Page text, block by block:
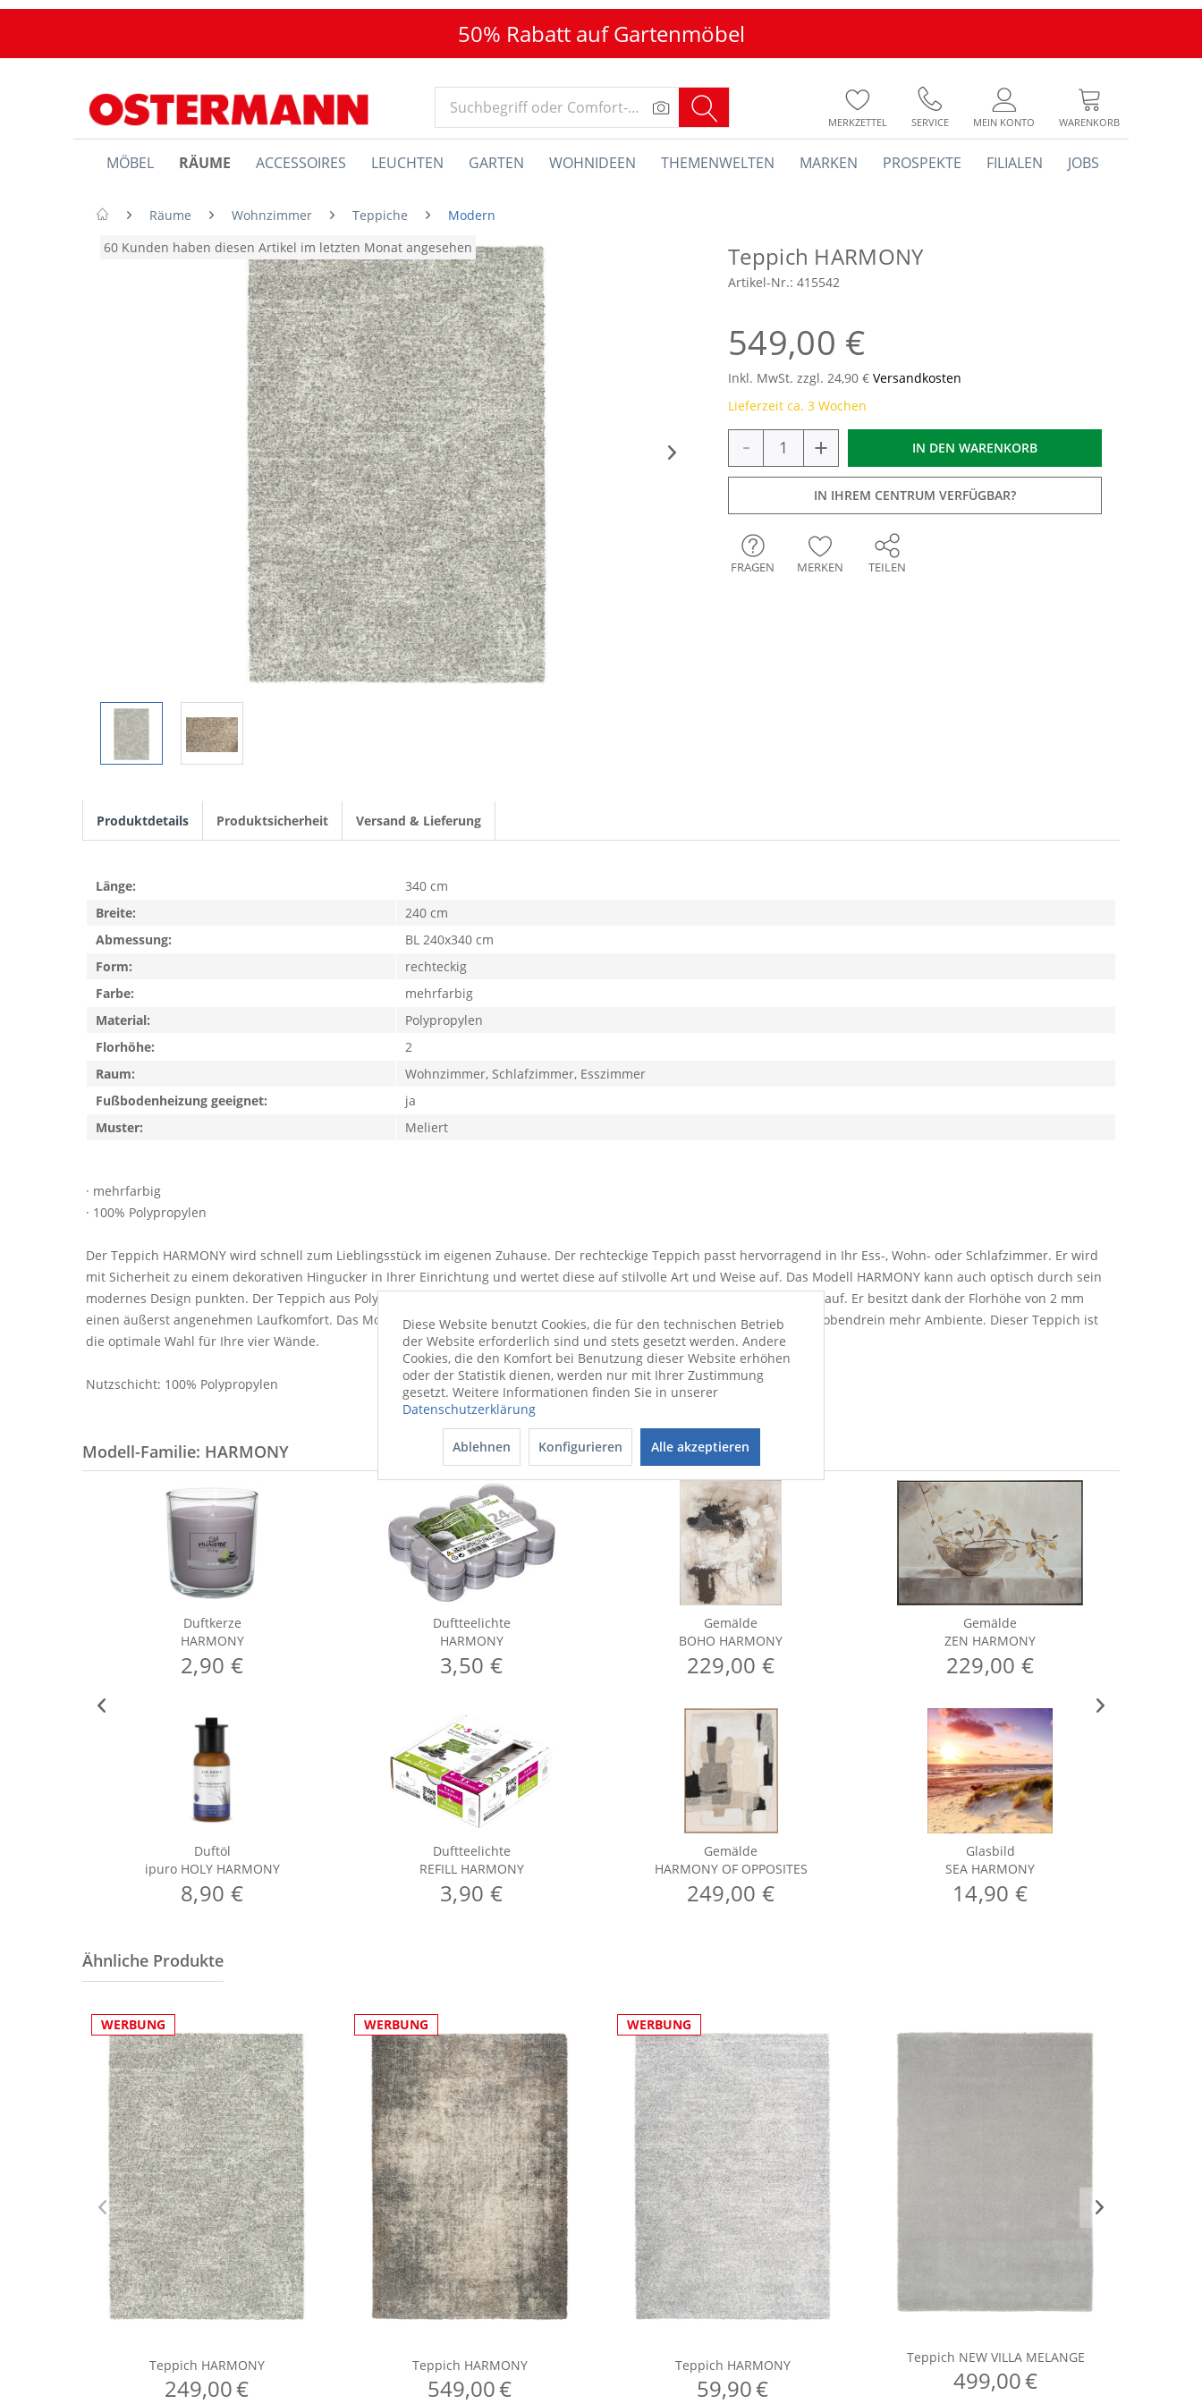
50% Rabatt auf Gartenmöbel
MERKZETTEL SERVICE MEIN KONTO WARENKORB
MÖBEL RÄUME ACCESSOIRES LEUCHTEN GARTEN WOHNIDEEN THEMENWELTEN MARKEN PROSPEKTE FILIALEN JOBS
Räume Wohnzimmer Teppiche
Modern
60 Kunden haben diesen Artikel im letzten Monat angesehen
Teppich HARMONY
Artikel-Nr.: 415542
549,00 €
Inkl. MwSt. zzgl. 24,90 € Versandkosten
Lieferzeit ca. 3 Wochen
- + IN DEN WARENKORB
IN IHREM CENTRUM VERFÜGBAR?
FRAGEN MERKEN TEILEN
Produktdetails Produktsicherheit Versand & Lieferung
· mehrfarbig
· 100% Polypropylen
Der Teppich HARMONY wird schnell zum Lieblingsstück im eigenen Zuhause. Der rechteckige Teppich passt hervorragend in Ihr Ess-, Wohn- oder Schlafzimmer. Er wird
mit Sicherheit zu einem dekorativen Hingucker in Ihrer Einrichtung und wertet diese auf stilvolle Art und Weise auf. Das Modell HARMONY kann auch optisch durch sein
modernes Design punkten. Der Teppich aus Polypropylen weist eine Länge von 340 cm und eine Gesamtbreite von 240 cm auf. Er besitzt dank der Florhöhe von 2 mm
einen äußerst angenehmen Laufkomfort. Das Modell HARMONY sorgt für eine tolle Optik und verleiht Ihren Wohnräumen obendrein mehr Ambiente. Dieser Teppich ist
die optimale Wahl für Ihre vier Wände.
Nutzschicht: 100% Polypropylen
Länge:
340 cm
Breite:
240 cm
Abmessung:
BL 240x340 cm
Form:
rechteckig
Farbe:
mehrfarbig
Material:
Polypropylen
Florhöhe:
2
Raum:
Wohnzimmer, Schlafzimmer, Esszimmer
Fußbodenheizung geeignet:
ja
Muster:
Meliert
Modell-Familie: HARMONY
Duftkerze
HARMONY
2,90 €
Duftöl
ipuro HOLY HARMONY
8,90 €
Duftteelichte
HARMONY
3,50 €
Duftteelichte
REFILL HARMONY
3,90 €
Gemälde
BOHO HARMONY
229,00 €
Gemälde
HARMONY OF OPPOSITES
249,00 €
Gemälde
ZEN HARMONY
229,00 €
Glasbild
SEA HARMONY
14,90 €
Diese Website benutzt Cookies, die für den technischen Betrieb
der Website erforderlich sind und stets gesetzt werden. Andere
Cookies, die den Komfort bei Benutzung dieser Website erhöhen
oder der Statistik dienen, werden nur mit Ihrer Zustimmung
gesetzt. Weitere Informationen finden Sie in unserer
Datenschutzerklärung
Ablehnen Konfigurieren Alle akzeptieren